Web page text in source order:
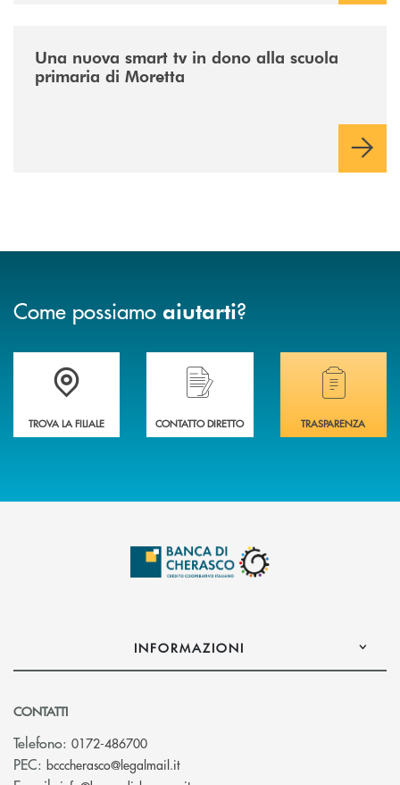
Una nuova smart tv in dono alla scuola
primaria di Moretta
Come possiamo aiutarti?
Accedi all' elenco completo delle filiali .
TROVA LA FILIALE
Hai bisogno di assistenza immediata?
CONTATTO DIRETTO
Hai bisogno di
TRASPARENZA
INFORMAZIONI
CONTATTI
Telefono: 0172-486700
PEC: bcccherasco@legalmail.it(si apre l’app di posta elettronica)